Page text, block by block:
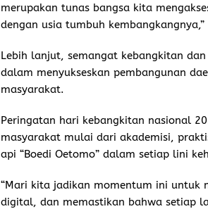
merupakan tunas bangsa kita
dengan usia tumbuh kembangkangnya,”
Lebih lanjut, semangat kebangkitan
dalam menyukseskan pembangunan
masyarakat.
Peringatan hari kebangkitan nasional
masyarakat mulai dari akademisi,
api “Boedi Oetomo” dalam setiap lini
“Mari kita jadikan momentum ini untuk
digital, dan memastikan bahwa setiap